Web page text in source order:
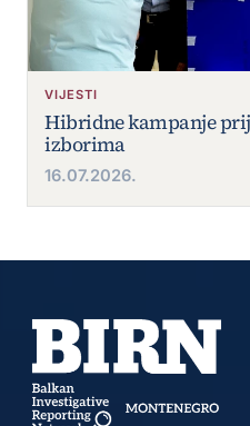
VIJESTI
Hibridne kampanje
izborima
16.07.2026.